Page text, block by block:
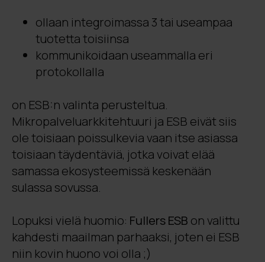
ollaan integroimassa 3 tai useampaa
tuotetta toisiinsa
kommunikoidaan useammalla eri
protokollalla
on ESB:n valinta perusteltua.
Mikropalveluarkkitehtuuri ja ESB eivät siis
ole toisiaan poissulkevia vaan itse asiassa
toisiaan täydentäviä, jotka voivat elää
samassa ekosysteemissä keskenään
sulassa sovussa.
Lopuksi vielä huomio: Fullers ESB on valittu
kahdesti maailman parhaaksi, joten ei ESB
niin kovin huono voi olla ;)